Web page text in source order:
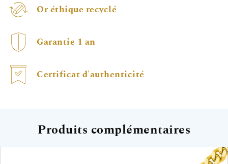
Or éthique recyclé
Garantie 1 an
Certificat d'authenticité
Produits complémentaires